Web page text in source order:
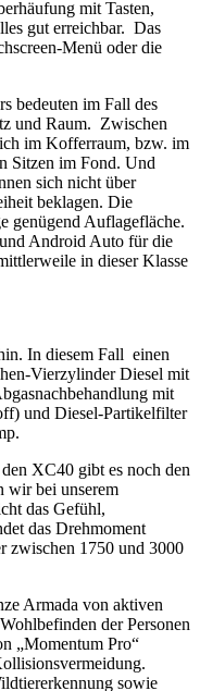
mit Tasten,
gut erreichbar. Das
Menü oder die
bedeuten im Fall des
und Raum. Zwischen
im Kofferraum, bzw. im
Sitzen im Fond. Und
sich nicht über
beklagen. Die
genügend Auflagefläche.
Android Auto für die
in dieser Klasse
In diesem Fall einen
Vierzylinder Diesel mit
mit
und Diesel-Partikelfilter
XC40 gibt es noch den
wir bei unserem
das Gefühl,
das Drehmoment
zwischen 1750 und 3000
Armada von aktiven
der Personen
„Momentum Pro“
sowie